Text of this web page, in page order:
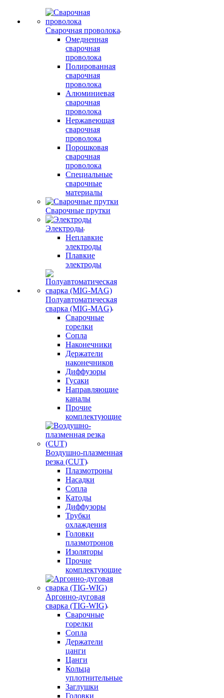
Сварочная проволока
Омедненная
сварочная
проволока
Полированная
сварочная
проволока
Алюминиевая
сварочная
проволока
Нержавеющая
сварочная
проволока
Порошковая
сварочная
проволока
Специальные
сварочные
материалы
Сварочные прутки
Электроды
Неплавкие
электроды
Плавкие
электроды
Полуавтоматическая
сварка (MIG-MAG)
Сварочные
горелки
Сопла
Наконечники
Держатели
наконечников
Диффузоры
Гусаки
Направляющие
каналы
Прочие
комплектующие
Воздушно-плазменная
резка (CUT)
Плазмотроны
Насадки
Сопла
Катоды
Диффузоры
Трубки
охлаждения
Головки
плазмотронов
Изоляторы
Прочие
комплектующие
Аргонно-дуговая
сварка (TIG-WIG)
Сварочные
горелки
Сопла
Держатели
цанги
Цанги
Кольца
уплотнительные
Заглушки
Головки